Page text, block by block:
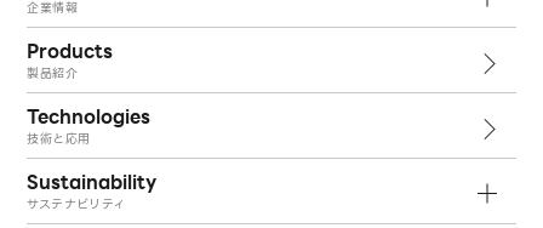
企業情報
Products
製品紹介
Technologies
技術と応用
Sustainability
サステナビリティ